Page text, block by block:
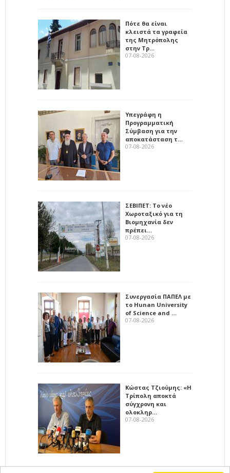
Πότε θα είναι
κλειστά τα γραφεία
της Μητρόπολης
στην Τρ…
07-08-2026
Υπεγράφη η
Προγραμματική
Σύμβαση για την
αποκατάσταση τ…
07-08-2026
ΣΕΒΙΠΕΤ: Το νέο
Χωροταξικό για τη
Βιομηχανία δεν
πρέπει…
07-08-2026
Συνεργασία ΠΑΠΕΛ με
το Hunan University
of Science and …
07-08-2026
Κώστας Τζιούμης: «Η
Τρίπολη αποκτά
σύγχρονη και
ολοκληρ…
07-08-2026